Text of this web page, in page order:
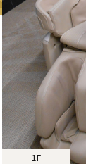
1F